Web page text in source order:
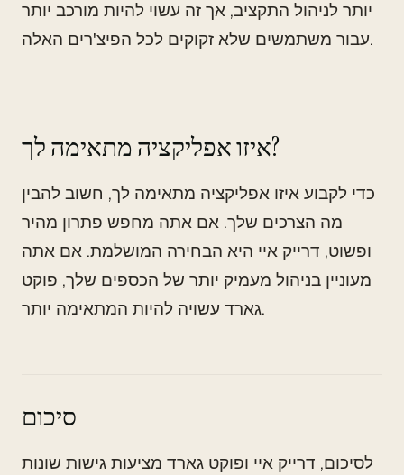
יותר לניהול התקציב, אך זה עשוי להיות מורכב יותר
עבור משתמשים שלא זקוקים לכל הפיצ'רים האלה.
איזו אפליקציה מתאימה לך?
כדי לקבוע איזו אפליקציה מתאימה לך, חשוב להבין
מה הצרכים שלך. אם אתה מחפש פתרון מהיר
ופשוט, דרייק איי היא הבחירה המושלמת. אם אתה
מעוניין בניהול מעמיק יותר של הכספים שלך, פוקט
גארד עשויה להיות המתאימה יותר.
סיכום
לסיכום, דרייק איי ופוקט גארד מציעות גישות שונות